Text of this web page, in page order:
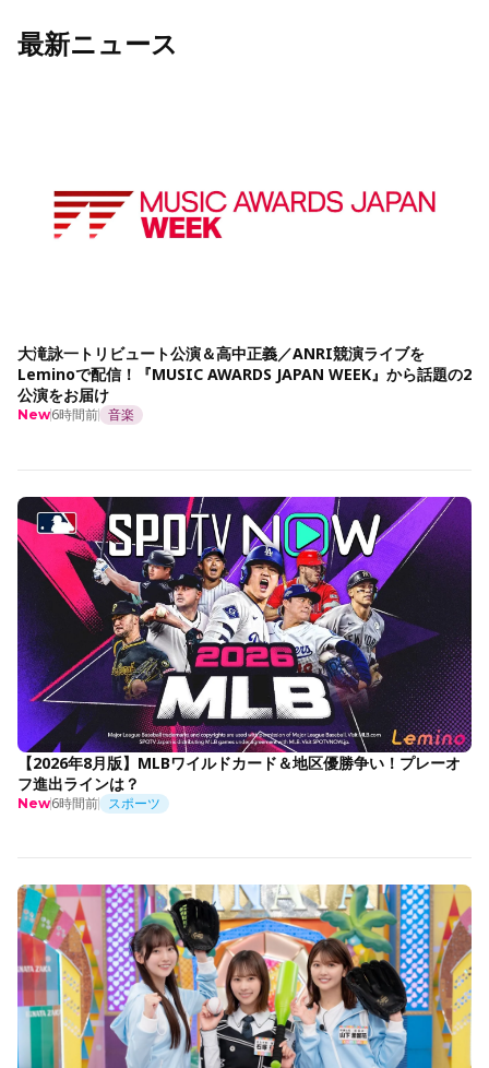
最新ニュース
大滝詠一トリビュート公演＆高中正義／ANRI競演ライブを
Leminoで配信！『MUSIC AWARDS JAPAN WEEK』から話題の2
公演をお届け
New6時間前 音楽
【2026年8月版】MLBワイルドカード＆地区優勝争い！プレーオ
フ進出ラインは？
New6時間前 スポーツ